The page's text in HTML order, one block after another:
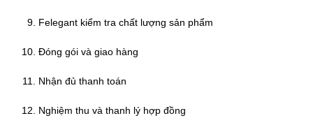
Felegant kiểm tra chất lượng sản phẩm
Đóng gói và giao hàng
Nhận đủ thanh toán
Nghiệm thu và thanh lý hợp đồng